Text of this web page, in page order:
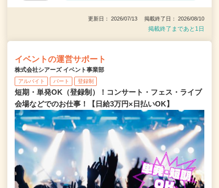
更新日： 2026/07/13 掲載終了日： 2026/08/10
掲載終了まであと1日
イベントの運営サポート
株式会社シアーズ イベント事業部
アルバイト パート 登録制
短期・単発OK（登録制）！コンサート・フェス・ライブ
会場などでのお仕事！【日給3万円×日払いOK】